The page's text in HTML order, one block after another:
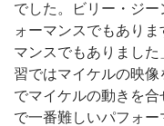
でした。ビリー・ジ
ォーマンスでもあり
マンスでもありまし
習ではマイケルの映
でマイケルの動きを
で一番難しいパフォ